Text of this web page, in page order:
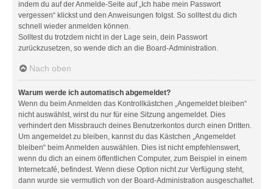
indem du auf der Anmelde-Seite auf „Ich habe mein Passwort
vergessen“ klickst und den Anweisungen folgst. So solltest du dich
schnell wieder anmelden können.
Solltest du trotzdem nicht in der Lage sein, dein Passwort
zurückzusetzen, so wende dich an die Board-Administration.
Nach oben
Warum werde ich automatisch abgemeldet?
Wenn du beim Anmelden das Kontrollkästchen „Angemeldet bleiben“
nicht auswählst, wirst du nur für eine Sitzung angemeldet. Dies
verhindert den Missbrauch deines Benutzerkontos durch einen Dritten.
Um angemeldet zu bleiben, kannst du das Kästchen „Angemeldet
bleiben“ beim Anmelden auswählen. Dies ist nicht empfehlenswert,
wenn du dich an einem öffentlichen Computer, zum Beispiel in einem
Internetcafé, befindest. Wenn diese Option nicht zur Verfügung steht,
dann wurde sie vermutlich von der Board-Administration ausgeschaltet.